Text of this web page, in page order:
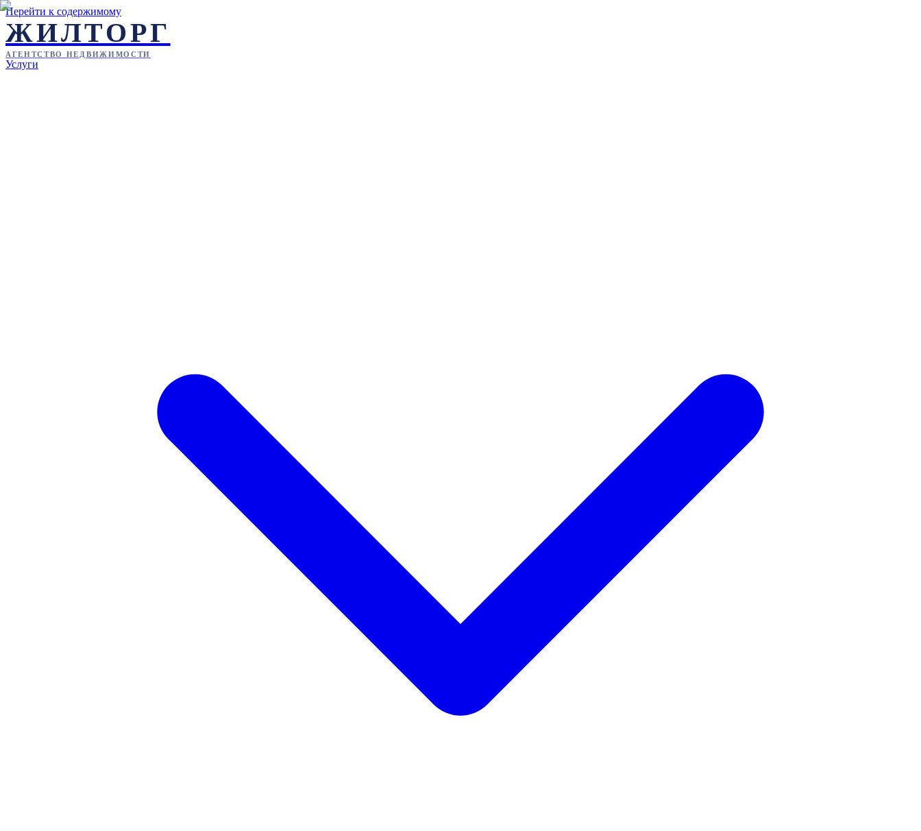
Перейти к содержимому
ЖИЛТОРГ
АГЕНТСТВО НЕДВИЖИМОСТИ
Услуги